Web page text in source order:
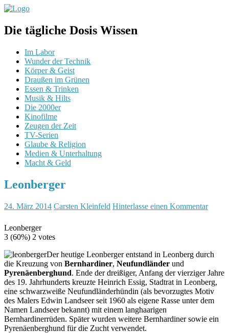
Die tägliche Dosis Wissen
Im Labor
Wunder der Technik
Körper & Geist
Draußen im Grünen
Essen & Trinken
Musik & Hilts
Die 2000er
Kinofilme
Zeugen der Zeit
TV-Serien
Glaube & Religion
Medien & Unterhaltung
Macht & Geld
Leonberger
24. März 2014 Carsten Kleinfeld Hinterlasse einen Kommentar
Leonberger
3 (60%) 2 votes
Der heutige Leonberger entstand in Leonberg durch
die Kreuzung von Bernhardiner, Neufundländer und
Pyrenäenberghund. Ende der dreißiger, Anfang der vierziger Jahre
des 19. Jahrhunderts kreuzte Heinrich Essig, Stadtrat in Leonberg,
eine schwarzweiße Neufundländerhündin (als bevorzugtes Motiv
des Malers Edwin Landseer seit 1960 als eigene Rasse unter dem
Namen Landseer bekannt) mit einem langhaarigen
Bernhardinerrüden. Später wurden weitere Bernhardiner sowie ein
Pyrenäenberghund für die Zucht verwendet.